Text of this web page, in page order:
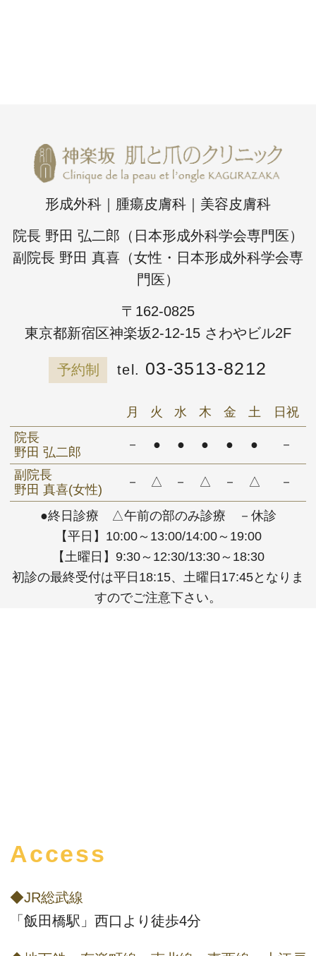
形成外科｜腫瘍皮膚科｜美容皮膚科
院長 野田 弘二郎（日本形成外科学会専門医）
副院長 野田 真喜（女性・日本形成外科学会専
門医）
〒162-0825
東京都新宿区神楽坂2-12-15 さわやビル2F
予約制 03-3513-8212
●終日診療 △午前の部のみ診療 －休診
【平日】10:00～13:00/14:00～19:00
【土曜日】9:30～12:30/13:30～18:30
初診の最終受付は平日18:15、土曜日17:45となりま
すのでご注意下さい。
月 火 水 木 金 土
日祝
院長
野田 弘二郎
－ ● ● ● ● ● －
副院長
野田 真喜(女性)
－ △ － △ － △ －
Access
◆JR総武線
「飯田橋駅」西口より徒歩4分